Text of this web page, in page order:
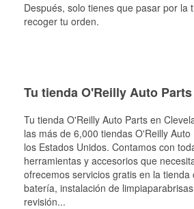
Después, solo tienes que pasar por la
recoger tu orden.
Tu tienda O'Reilly Auto
Tu tienda O'Reilly Auto Parts en
las más de 6,000 tiendas O'Reilly
los Estados Unidos. Contamos con
herramientas y accesorios que
ofrecemos servicios gratis en la
batería, instalación de
revisión...